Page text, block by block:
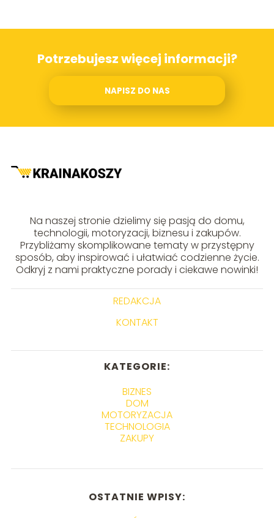
Potrzebujesz więcej informacji?
NAPISZ DO NAS
Na naszej stronie dzielimy się pasją do domu,
technologii, motoryzacji, biznesu i zakupów.
Przybliżamy skomplikowane tematy w przystępny
sposób, aby inspirować i ułatwiać codzienne życie.
Odkryj z nami praktyczne porady i ciekawe nowinki!
REDAKCJA
KONTAKT
KATEGORIE:
BIZNES
DOM
MOTORYZACJA
TECHNOLOGIA
ZAKUPY
OSTATNIE WPISY: